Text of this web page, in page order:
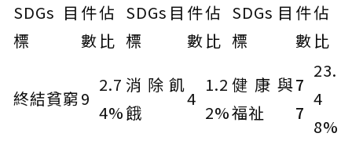
SDGs目
標
件
數
佔
比
SDGs目
標
件
數
佔
比
SDGs目
標
件
數
佔
比
終結貧窮9
2.7
4%
消除飢
餓
4
1.2
2%
健康與
福祉
7
7
23.
4
8%